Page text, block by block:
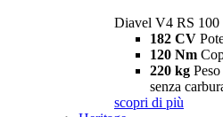
Diavel V4 RS 100
182 CV
120 Nm
220 kg
senza
scopri di più